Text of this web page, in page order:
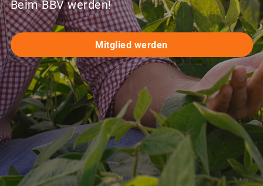
Beim BBV werden!
Mitglied werden